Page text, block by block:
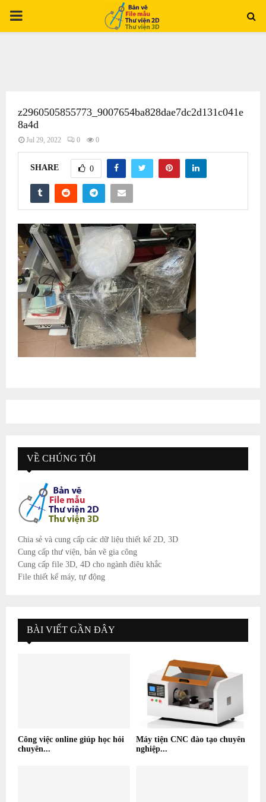
PRIMARY
z2960505855773_9007654ba828dae7dc2d131c041e
8a4d
Jul 29, 2022 0 0
SHARE 0
VỀ CHÚNG TÔI
Chia sẻ và cung cấp các dữ liệu thiết kế 2D, 3D
Cung cấp thư viện, bản vẽ gia công
Cung cấp file 3D, 4D cho ngành điêu khắc
File thiết kế máy, tự động
BÀI VIẾT GẦN ĐÂY
Công việc online giúp học hỏi
chuyên...
Máy tiện CNC đào tạo chuyên
nghiệp...